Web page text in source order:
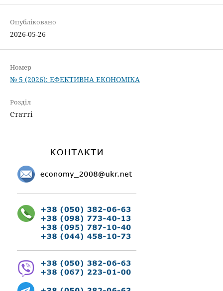
Опубліковано
2026-05-26
Номер
№ 5 (2026): ЕФЕКТИВНА ЕКОНОМІКА
Розділ
Статті